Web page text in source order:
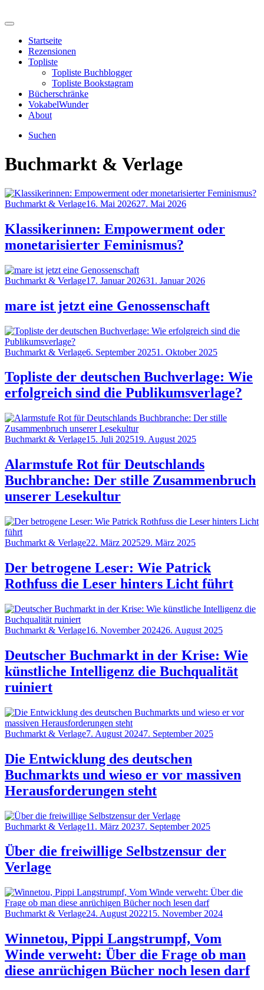
to
Menu
Startseite
Rezensionen
Topliste
Topliste Buchblogger
Topliste Bookstagram
Bücherschränke
VokabelWunder
About
Suchen
Buchmarkt & Verlage
Category
Buchmarkt & VerlagePosted
16. Mai 202627. Mai 2026
Klassikerinnen: Empowerment oder
monetarisierter Feminismus?
Category
Buchmarkt & VerlagePosted
17. Januar 202631. Januar 2026
mare ist jetzt eine Genossenschaft
Category
Buchmarkt & VerlagePosted
6. September 20251. Oktober 2025
Topliste der deutschen Buchverlage: Wie
erfolgreich sind die Publikumsverlage?
Category
Buchmarkt & VerlagePosted
15. Juli 202519. August 2025
Alarmstufe Rot für Deutschlands
Buchbranche: Der stille Zusammenbruch
unserer Lesekultur
Category
Buchmarkt & VerlagePosted
22. März 202529. März 2025
Der betrogene Leser: Wie Patrick
Rothfuss die Leser hinters Licht führt
Category
Buchmarkt & VerlagePosted
16. November 202426. August 2025
Deutscher Buchmarkt in der Krise: Wie
künstliche Intelligenz die Buchqualität
ruiniert
Category
Buchmarkt & VerlagePosted
7. August 20247. September 2025
Die Entwicklung des deutschen
Buchmarkts und wieso er vor massiven
Herausforderungen steht
Category
Buchmarkt & VerlagePosted
11. März 20237. September 2025
Über die freiwillige Selbstzensur der
Verlage
Category
Buchmarkt & VerlagePosted
24. August 202215. November 2024
Winnetou, Pippi Langstrumpf, Vom
Winde verweht: Über die Frage ob man
diese anrüchigen Bücher noch lesen darf